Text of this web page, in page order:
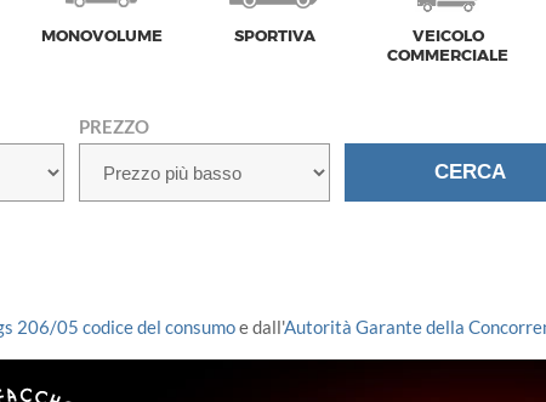
MONOVOLUME SPORTIVA
VEICOLO
COMMERCIALE
PREZZO
206/05 codice del consumoe dall'Autorità Garante della